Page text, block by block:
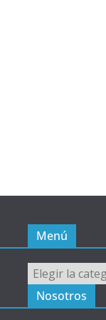
Menú
Menú
Nosotros